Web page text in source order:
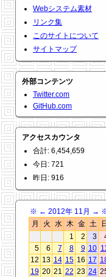
Webシステム素材
リンク集
このサイトについて
サイトマップ
外部コンテンツ
Twitter.com
GitHub.com
アクセスカウンタ
合計: 6,454,659
今日: 721
昨日: 916
※ ← 2012年 11月 →
月
火 水 木 金 土
日
1
2 3
5
6 7 8 9 10
12 13 14 15 16 17
19 20 21 22 23 24